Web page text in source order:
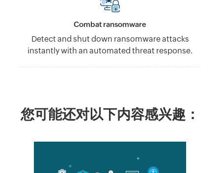
Combat ransomware
Detect and shut down ransomware attacks
instantly with an automated threat response.
您可能还对以下内容感兴趣：